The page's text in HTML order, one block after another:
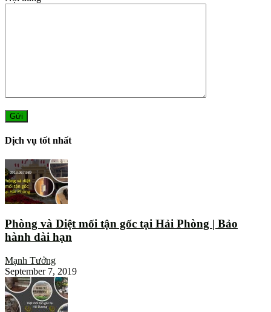
Dịch vụ tốt nhất
Phòng và Diệt mối tận gốc tại Hải Phòng | Bảo
hành dài hạn
Mạnh Tưởng
September 7, 2019